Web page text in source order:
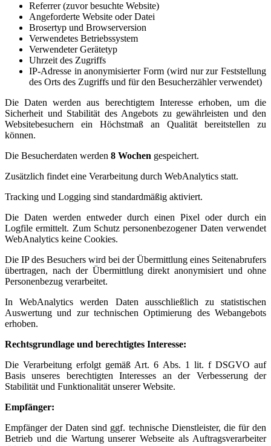
Referrer (zuvor besuchte Website)
Angeforderte Website oder Datei
Brosertyp und Browserversion
Verwendetes Betriebssystem
Verwendeter Gerätetyp
Uhrzeit des Zugriffs
IP-Adresse in anonymisierter Form (wird nur zur Feststellung
des Orts des Zugriffs und für den Besucherzähler verwendet)
Die Daten werden aus berechtigtem Interesse erhoben, um die
Sicherheit und Stabilität des Angebots zu gewährleisten und den
Websitebesuchern ein Höchstmaß an Qualität bereitstellen zu
können.
Die Besucherdaten werden 8 Wochen gespeichert.
Zusätzlich findet eine Verarbeitung durch WebAnalytics statt.
Tracking und Logging sind standardmäßig aktiviert.
Die Daten werden entweder durch einen Pixel oder durch ein
Logfile ermittelt. Zum Schutz personenbezogener Daten verwendet
WebAnalytics keine Cookies.
Die IP des Besuchers wird bei der Übermittlung eines Seitenabrufers
übertragen, nach der Übermittlung direkt anonymisiert und ohne
Personenbezug verarbeitet.
In WebAnalytics werden Daten ausschließlich zu statistischen
Auswertung und zur technischen Optimierung des Webangebots
erhoben.
Rechtsgrundlage und berechtigtes Interesse:
Die Verarbeitung erfolgt gemäß Art. 6 Abs. 1 lit. f DSGVO auf
Basis unseres berechtigten Interesses an der Verbesserung der
Stabilität und Funktionalität unserer Website.
Empfänger:
Empfänger der Daten sind ggf. technische Dienstleister, die für den
Betrieb und die Wartung unserer Webseite als Auftragsverarbeiter